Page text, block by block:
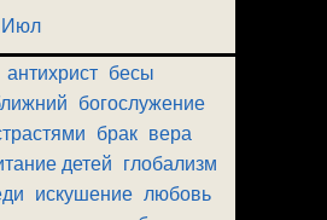
Июл
антихрист бесы
богослужение
брак вера
детей
глобализм
искушение любовь